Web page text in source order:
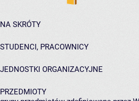
NA SKRÓTY
STUDENCI, PRACOWNICY
JEDNOSTKI ORGANIZACYJNE
PRZEDMIOTY